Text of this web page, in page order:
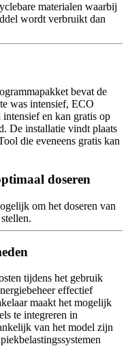
materialen waarbij
wordt verbruikt dan
bevat de
was intensief, ECO
en kan gratis op
De installatie vindt plaats
die eveneens gratis kan
doseren
om het doseren van
tijdens het gebruik
effectief
maakt het mogelijk
te integreren in
van het model zijn